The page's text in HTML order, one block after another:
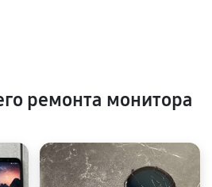
ремонта монитора